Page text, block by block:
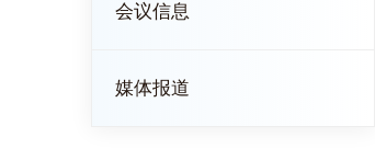
会议信息
媒体报道